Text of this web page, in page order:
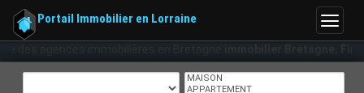
agences immobilières en Bretagne immobilier Bretagne,
Menu
Portail Immobilier en Lorraine